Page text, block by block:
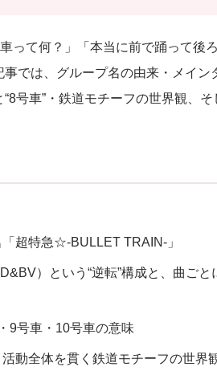
車って何？」「本当に前で踊って
では、グループ名の由来・メイン
号車”・鉄道モチーフの世界観、
超特急☆-BULLET TRAIN-」
）という“逆転”構成と、曲ごと
9号車・10号車の意味
動全体を貫く鉄道モチーフの世界